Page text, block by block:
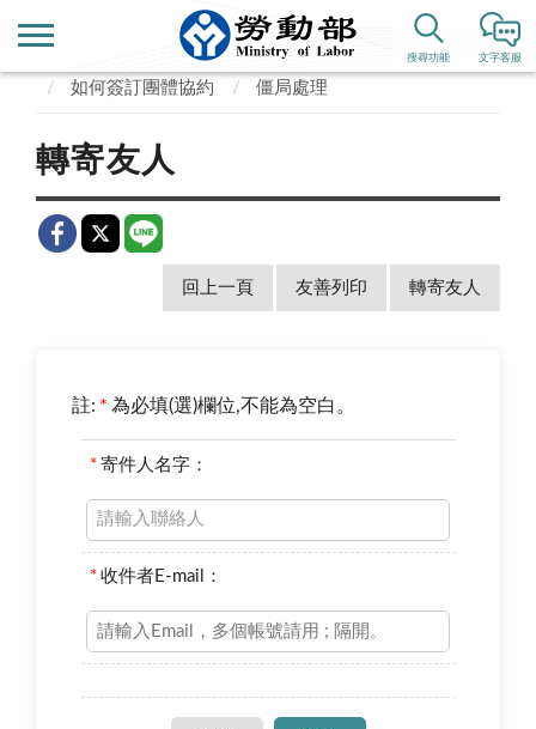
文字客服
搜尋功能
業務專區 勞動關係
團體協約
如何簽訂團體協約
僵局處理
轉寄友人
回上一頁 友善列印 轉寄友人
註: * 為必填(選)欄位,不能為空白。
* 寄件人名字：
* 收件者E-mail：